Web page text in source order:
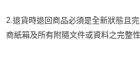
2.退貨時退回商品必須是全新狀態且
商紙箱及所有附隨文件或資料之完整